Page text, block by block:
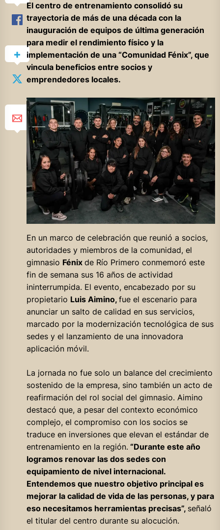
El centro de entrenamiento consolidó su
trayectoria de más de una década con la
inauguración de equipos de última generación
para medir el rendimiento físico y la
implementación de una “Comunidad Fénix”, que
vincula beneficios entre socios y
emprendedores locales.
En un marco de celebración que reunió a socios,
autoridades y miembros de la comunidad, el
gimnasio Fénix de Río Primero conmemoró este
fin de semana sus 16 años de actividad
ininterrumpida. El evento, encabezado por su
propietario Luis Aimino, fue el escenario para
anunciar un salto de calidad en sus servicios,
marcado por la modernización tecnológica de sus
sedes y el lanzamiento de una innovadora
aplicación móvil.
La jornada no fue solo un balance del crecimiento
sostenido de la empresa, sino también un acto de
reafirmación del rol social del gimnasio. Aimino
destacó que, a pesar del contexto económico
complejo, el compromiso con los socios se
traduce en inversiones que elevan el estándar de
entrenamiento en la región. “Durante este año
logramos renovar las dos sedes con
equipamiento de nivel internacional.
Entendemos que nuestro objetivo principal es
mejorar la calidad de vida de las personas, y para
eso necesitamos herramientas precisas”, señaló
el titular del centro durante su alocución.